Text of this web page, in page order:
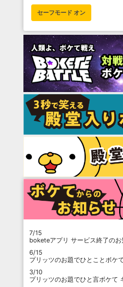
セーフモード オン
7/15
boketeアプリ サービス終了のお
6/15
プリッツのお題でひとことボケ
3/10
プリッツのお題でひと言ボケて